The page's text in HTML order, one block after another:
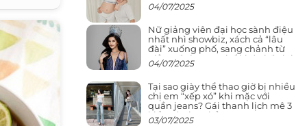
04/07/2025
Nữ giảng viên đại học sành điệu
nhất nhì showbiz, xách cả “lâu
đài” xuống phố, sang chảnh từ
giảng đường ra phố khó ai đọ lại
04/07/2025
Tại sao giày thể thao giờ bị nhiều
chị em “xếp xó” khi mặc với
quần jeans? Gái thanh lịch mê 3
kiểu này hơn hẳn
03/07/2025